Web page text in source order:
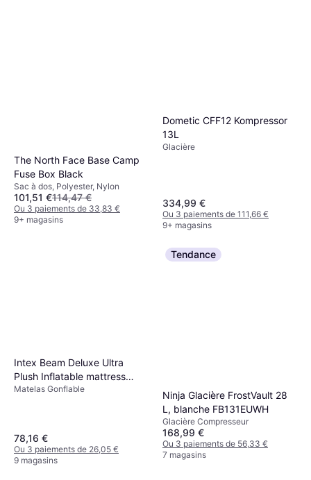
The North Face Base Camp
Fuse Box Black
Sac à dos, Polyester, Nylon
101,51 €114,47 €
Ou 3 paiements de 33,83 €
9+ magasins
Dometic CFF12 Kompressor
13L
Glacière
334,99 €
Ou 3 paiements de 111,66 €
9+ magasins
Intex Beam Deluxe Ultra
Plush Inflatable mattress
236x152x46cm
Matelas Gonflable
78,16 €
Ou 3 paiements de 26,05 €
9 magasins
Tendance
Ninja Glacière FrostVault 28
L, blanche FB131EUWH
Glacière Compresseur
168,99 €
Ou 3 paiements de 56,33 €
7 magasins